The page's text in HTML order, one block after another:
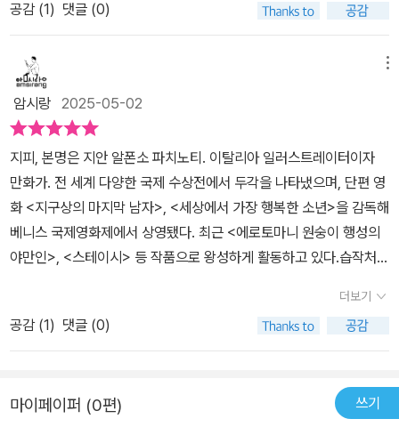
신의 어두운 면에 굴복하게 될까요?소셜 미디어 시대의 소통 방식과
예술가의 자기 치유 과정을 담은 작품 <스테이시>. SNS의 영향력이
큰 시대를 살아가면서 타인의 평가에 대한 의존도, 온라인 공간에서
의 집단 심리, 자아 정체성에 관해 생각해보는 시간입니다.
결말이 더욱더 씁쓸하게 다가왔다.
호기심을 자극한다. 그리고 그 호기심을 따라 페이지를 넘기다 보면
작가가 말하고자 하는 의도가 무엇인지 알아차리게 될 것이다.------
------------------------------------------------------------
-------※그래픽 노블: 문학적 구성과 특성을 지닌 작가주의 만화를
일컫는다.----------------------------------------------------
---------------------우리가 살고 있는 사회와 별반 다르지 않은
지아니의 세상을 통해 우리가 경계해야 할 행동과 사회적 현상에는
어떤 것들이 있는지 생각해 보면서 스스로 그런 행위들을 억제하는
캔슬 컬처는 '취소 문화' 혹은 '제거 문화'라는 말로, '자신과 생각이 다
른 사람을 공개적으로 모욕하고 배척하는 현상'을 가리킨다.SNS나
인터넷 커뮤니티 등을 통해 팔로우를 취소하고 거부하는 방식으로 집
초래할지 모르는 지극히 위험하고 무서운 것임을 우리는 익히 알고
있다.<스테이시>는 이런 '취소 문화'로 촉발된 논란을 다룬 그래픽 노
설로 형식은 그림과 말풍선으로 이루어진 만화와 동일하지만흥미본
위가 아닌 문학성마저 논할만한 소위 작품성을 가진 만화를 일컫는
용어이다.<스테이시> 속 주인공인 시나리오 작가 지아니는 인터뷰에
서 꿈이야기를 늘어놓게 되는데이게 사람들에게 불편하게 받아들여
져 엄청난 여론몰이를 당하고 주위 사람과의 관계도 뒤틀리면서 벌어
지는 상황을 그리고 있다.지아니의 내면에서 벌어지는 일을 묘사하는
분량이 상당한만큼심리의 수면 위아래로 넘실대며 펼쳐지는 복잡한
이야기가 특징이다.전지적 시점에서 자세한 상황 묘사가 필요할때
는 아예 통째로 서술부가 등장하는 등 실험성도 엿보인다.모든 장의
제목도 '스테이시'로 동일하다.마지막에 독자에게 전달된 긴장감은 묘
한 여운을 오래도록 남긴다.낯선 방식의 이야기 전개와펜터치와 명암
으로만 표현된 어지러운? 그림체에 적응이 어려울 수 있지만곱씹을
수록 맛이 우러나는 류의 작품이다. 덧. 유럽에서 가장 크고 영향력 있
공감 (1) 댓글 (0)
암시랑 2025-05-02
지피, 본명은 지안 알폰소 파치노티. 이탈리아 일러스트레이터이자
만화가. 전 세계 다양한 국제 수상전에서 두각을 나타냈으며, 단편 영
화 <지구상의 마지막 남자>, <세상에서 가장 행복한 소년>을 감독해
베니스 국제영화제에서 상영됐다. 최근 <에로토마니 원숭이 행성의
야만인>, <스테이시> 등 작품으로 왕성하게 활동하고 있다.습작처럼
다짐은 흥미진진했다. 왜 스테이시라는 여자에 대해 발설하면 안 되
는지, 그랬다간 응당 가혹한 벌을 받아야 한다는 것인지. 스테이시가
누구길래?거친 선과는 다르게 닥치는 대로 빨아들이는 블랙홀처럼
이야기한 것뿐인데 지아니는 배신과 심리적 고문을 당한다.인터뷰를
더보기
공감 (1) 댓글 (0)
마이페이퍼 (0편) 쓰기